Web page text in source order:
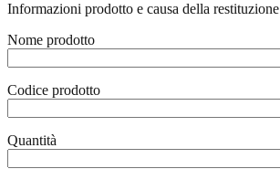
Informazioni prodotto e causa della restituzione
Nome prodotto
Codice prodotto
Quantità